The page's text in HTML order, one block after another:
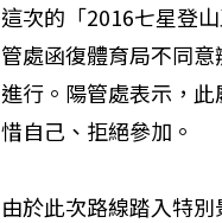
這次的「2016七星登
管處函復體育局不同
進行。陽管處表示，
惜自己、拒絕參加。
由於此次路線踏入特